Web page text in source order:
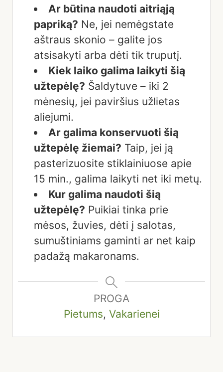
Ar būtina naudoti aitriąją
papriką? Ne, jei nemėgstate
aštraus skonio – galite jos
atsisakyti arba dėti tik truputį.
Kiek laiko galima laikyti šią
užtepėlę? Šaldytuve – iki 2
mėnesių, jei paviršius užlietas
aliejumi.
Ar galima konservuoti šią
užtepėlę žiemai? Taip, jei ją
pasterizuosite stiklainiuose apie
15 min., galima laikyti net iki metų.
Kur galima naudoti šią
užtepėlę? Puikiai tinka prie
mėsos, žuvies, dėti į salotas,
sumuštiniams gaminti ar net kaip
padažą makaronams.
PROGA
Pietums, Vakarienei